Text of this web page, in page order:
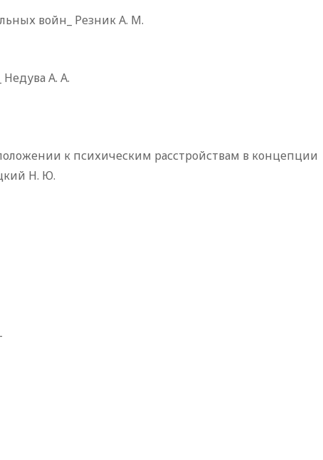
войн_ Резник А. М.
А. А.
к психическим расстройствам в концепции
Н. Ю.